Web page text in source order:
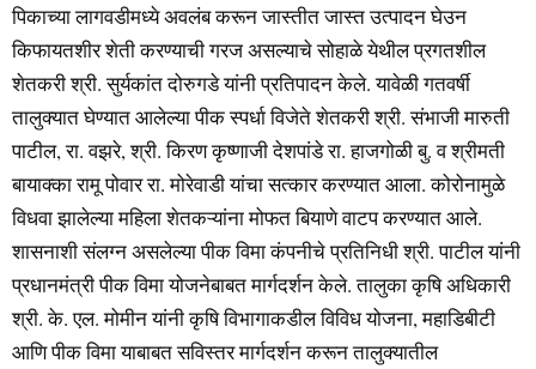
पिकाच्या लागवडीमध्ये अवलंब करून जास्तीत जास्त उत्पादन घेउन
किफायतशीर शेती करण्याची गरज असल्याचे सोहाळे येथील प्रगतशील
शेतकरी श्री. सुर्यकांत दोरुगडे यांनी प्रतिपादन केले. यावेळी गतवर्षी
तालुक्यात घेण्यात आलेल्या पीक स्पर्धा विजेते शेतकरी श्री. संभाजी मारुती
पाटील, रा. वझरे, श्री. किरण कृष्णाजी देशपांडे रा. हाजगोळी बु. व श्रीमती
बायाक्का रामू पोवार रा. मोरेवाडी यांचा सत्कार करण्यात आला. कोरोनामुळे
विधवा झालेल्या महिला शेतकऱ्यांना मोफत बियाणे वाटप करण्यात आले.
शासनाशी संलग्न असलेल्या पीक विमा कंपनीचे प्रतिनिधी श्री. पाटील यांनी
प्रधानमंत्री पीक विमा योजनेबाबत मार्गदर्शन केले. तालुका कृषि अधिकारी
श्री. के. एल. मोमीन यांनी कृषि विभागाकडील विविध योजना, महाडिबीटी
आणि पीक विमा याबाबत सविस्तर मार्गदर्शन करून तालुक्यातील